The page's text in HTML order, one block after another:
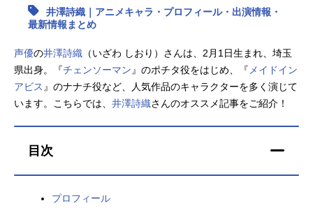
最新記事一覧
アニメ記事一覧 声優記事一覧
アニメ映画一覧 実写化映画一覧
今期アニメ曜日別一覧
男性声優/女性声優一覧
井澤詩織｜アニメキャラ・プロフィール・出演情報・
最新情報まとめ
声優の井澤詩織 （いざわ しおり）さんは、2月1日生まれ、埼玉
県出身。『チェンソーマン 』のポチタ役をはじめ、『 メイドイン
アビス 』のナナチ役など、人気作品のキャラクターを多く演じて
います。こちらでは、 井澤詩織さんのオススメ記事をご紹介！
目次
プロフィール